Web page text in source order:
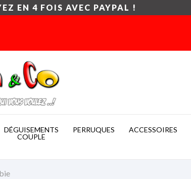
EN 4 FOIS AVEC PAYPAL !
DÉGUISEMENTS
COUPLE
PERRUQUES ACCESSOIRES